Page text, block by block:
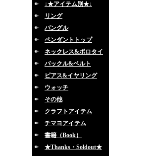
↓★アイテム別★↓
リング
バングル
ペンダントトップ
ネックレス&ボロタイ
バックル&ベルト
ピアス&イヤリング
ウォッチ
その他
クラフトアイテム
チマヨアイテム
書籍（Book）
★Thanks・Soldout★